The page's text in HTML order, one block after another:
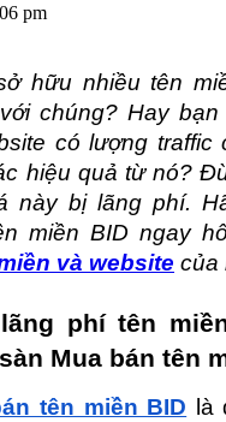
pm
hữu nhiều tên
chúng? Hay bạn
có lượng traffic
hiệu quả từ nó?
này bị lãng phí.
miền BID ngay
và website của
phí tên
Mua bán tên
tên miền BID là